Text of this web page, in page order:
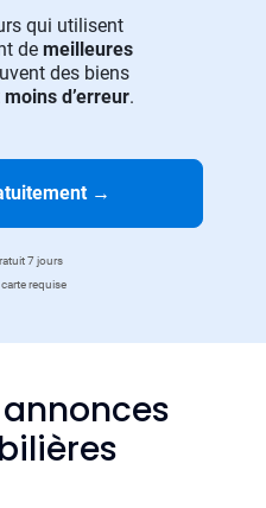
qui utilisent
de meilleures
des biens
moins d’erreur.
→
7 jours
requise